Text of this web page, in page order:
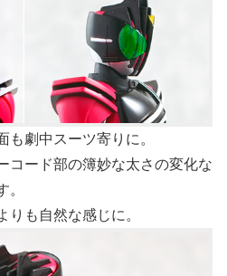
も劇中スーツ寄りに。
コード部の簿妙な太さの変化な
。
りも自然な感じに。